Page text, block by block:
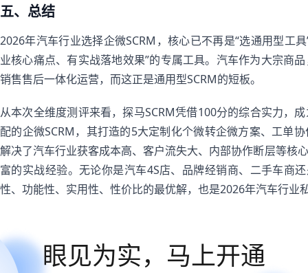
五、总结
2026年汽车行业选择企微SCRM，核心已不再是“选通用型工
业核心痛点、有实战落地效果”的专属工具。汽车作为大宗商
销售售后一体化运营，而这正是通用型SCRM的短板。
从本次全维度测评来看，探马SCRM凭借100分的综合实力，
配的企微SCRM，其打造的5大定制化个微转企微方案、工单
解决了汽车行业获客成本高、客户流失大、内部协作断层等核
富的实战经验。无论你是汽车4S店、品牌经销商、二手车商
性、功能性、实用性、性价比的最优解，也是2026年汽车行业
眼见为实，马上开通